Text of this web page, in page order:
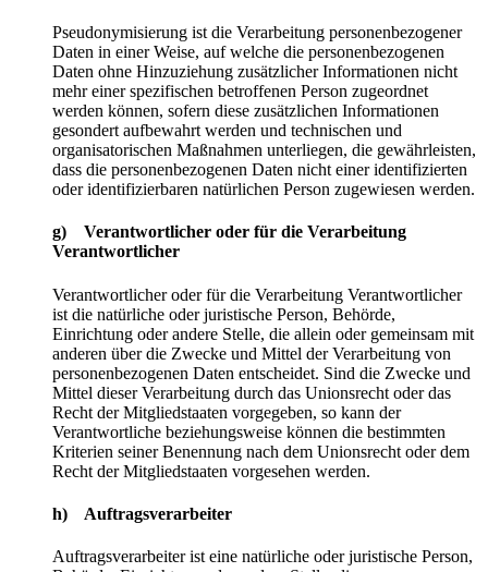
Pseudonymisierung ist die Verarbeitung personenbezogener
Daten in einer Weise, auf welche die personenbezogenen
Daten ohne Hinzuziehung zusätzlicher Informationen nicht
mehr einer spezifischen betroffenen Person zugeordnet
werden können, sofern diese zusätzlichen Informationen
gesondert aufbewahrt werden und technischen und
organisatorischen Maßnahmen unterliegen, die gewährleisten,
dass die personenbezogenen Daten nicht einer identifizierten
oder identifizierbaren natürlichen Person zugewiesen werden.
g) Verantwortlicher oder für die Verarbeitung
Verantwortlicher
Verantwortlicher oder für die Verarbeitung Verantwortlicher
ist die natürliche oder juristische Person, Behörde,
Einrichtung oder andere Stelle, die allein oder gemeinsam mit
anderen über die Zwecke und Mittel der Verarbeitung von
personenbezogenen Daten entscheidet. Sind die Zwecke und
Mittel dieser Verarbeitung durch das Unionsrecht oder das
Recht der Mitgliedstaaten vorgegeben, so kann der
Verantwortliche beziehungsweise können die bestimmten
Kriterien seiner Benennung nach dem Unionsrecht oder dem
Recht der Mitgliedstaaten vorgesehen werden.
h) Auftragsverarbeiter
Auftragsverarbeiter ist eine natürliche oder juristische Person,